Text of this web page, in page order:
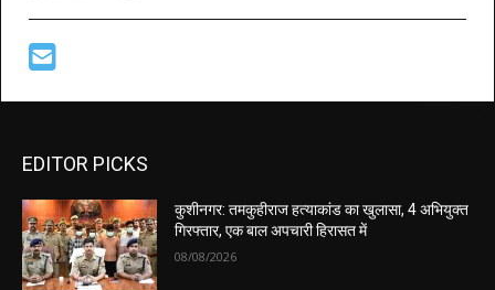
EDITOR PICKS
कुशीनगर: तमकुहीराज हत्याकांड का खुलासा, 4 अभियुक्त
गिरफ्तार, एक बाल अपचारी हिरासत में
08/08/2026